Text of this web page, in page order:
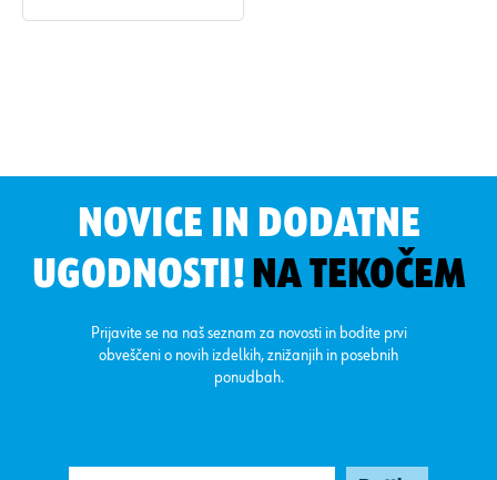
NOVICE IN DODATNE
UGODNOSTI! NA TEKOČEM
Prijavite se na naš seznam za novosti in bodite prvi
obveščeni o novih izdelkih, znižanjih in posebnih
ponudbah.